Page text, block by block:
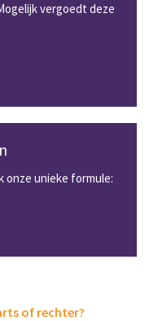
vergoedt deze
onze unieke formule:
of rechter?